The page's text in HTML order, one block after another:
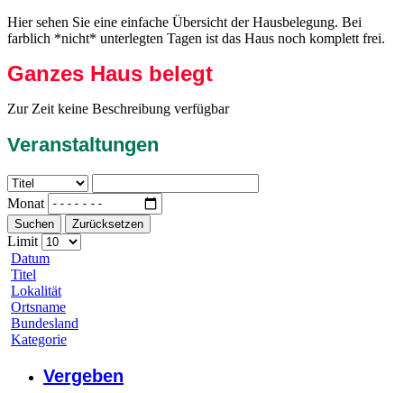
Hier sehen Sie eine einfache Übersicht der Hausbelegung. Bei
farblich *nicht* unterlegten Tagen ist das Haus noch komplett frei.
Ganzes Haus belegt
Zur Zeit keine Beschreibung verfügbar
Veranstaltungen
Monat
Suchen Zurücksetzen
Limit
Datum
Titel
Lokalität
Ortsname
Bundesland
Kategorie
Vergeben